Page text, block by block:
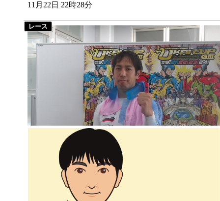
11月22日 22時28分